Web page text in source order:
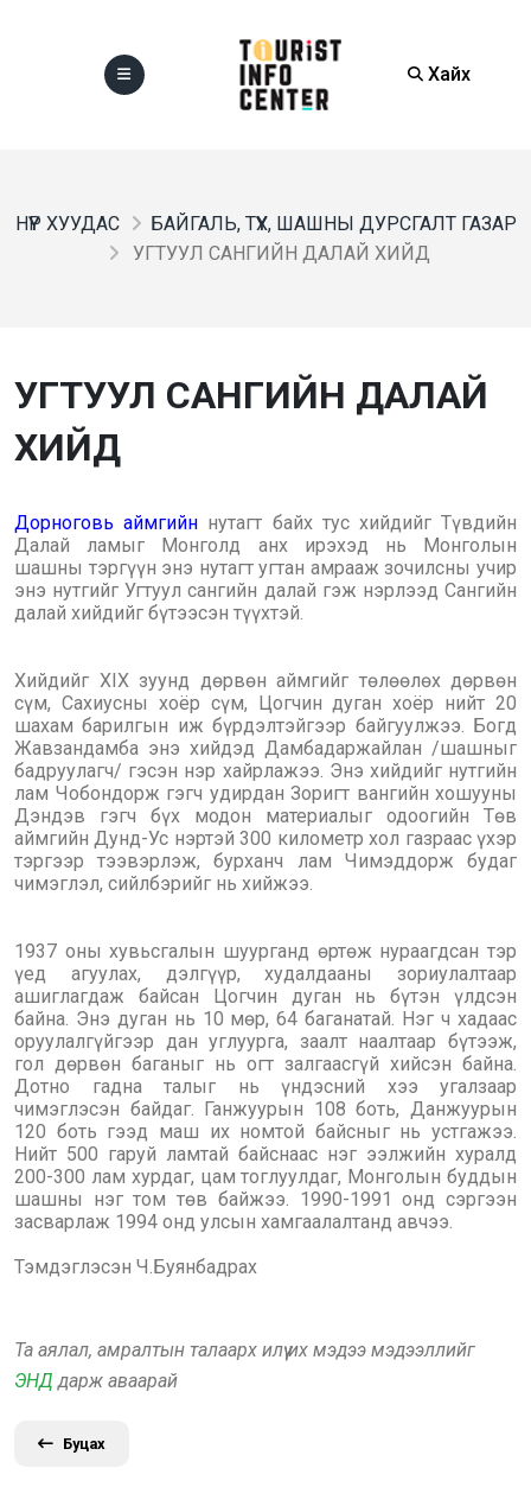
Хайх
НҮҮР ХУУДАС
БАЙГАЛЬ, ТҮҮХ, ШАШНЫ ДУРСГАЛТ ГАЗАР
УГТУУЛ САНГИЙН ДАЛАЙ ХИЙД
УГТУУЛ САНГИЙН ДАЛАЙ
ХИЙД
Дорноговь аймгийн нутагт байх тус хийдийг Түвдийн
Далай ламыг Монголд анх ирэхэд нь Монголын
шашны тэргүүн энэ нутагт угтан амрааж зочилсны учир
энэ нутгийг Угтуул сангийн далай гэж нэрлээд Сангийн
далай хийдийг бүтээсэн түүхтэй.
Хийдийг XIX зуунд дөрвөн аймгийг төлөөлөх дөрвөн
сүм, Сахиусны хоёр сүм, Цогчин дуган хоёр нийт 20
шахам барилгын иж бүрдэлтэйгээр байгуулжээ. Богд
Жавзандамба энэ хийдэд Дамбадаржайлан /шашныг
бадруулагч/ гэсэн нэр хайрлажээ. Энэ хийдийг нутгийн
лам Чобондорж гэгч удирдан Зоригт вангийн хошууны
Дэндэв гэгч бүх модон материалыг одоогийн Төв
аймгийн Дунд-Ус нэртэй 300 километр хол газраас үхэр
тэргээр тээвэрлэж, бурханч лам Чимэддорж будаг
чимэглэл, сийлбэрийг нь хийжээ.
1937 оны хувьсгалын шуурганд өртөж нураагдсан тэр
үед агуулах, дэлгүүр, худалдааны зориулалтаар
ашиглагдаж байсан Цогчин дуган нь бүтэн үлдсэн
байна. Энэ дуган нь 10 мөр, 64 баганатай. Нэг ч хадаас
оруулалгүйгээр дан углуурга, заалт наалтаар бүтээж,
гол дөрвөн баганыг нь огт залгаасгүй хийсэн байна.
Дотно гадна талыг нь үндэсний хээ угалзаар
чимэглэсэн байдаг. Ганжуурын 108 боть, Данжуурын
120 боть гээд маш их номтой байсныг нь устгажээ.
Нийт 500 гаруй ламтай байснаас нэг ээлжийн хуралд
200-300 лам хурдаг, цам тоглуулдаг, Монголын буддын
шашны нэг том төв байжээ. 1990-1991 онд сэргээн
засварлаж 1994 онд улсын хамгаалалтанд авчээ.
Тэмдэглэсэн Ч.Буянбадрах
Та аялал, амралтын талаарх илүү их мэдээ мэдээллийг
ЭНД дарж аваарай
Буцах